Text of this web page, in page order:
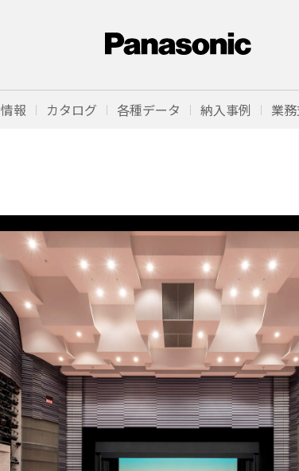
報 カタログ 各種データ 納入事例 業